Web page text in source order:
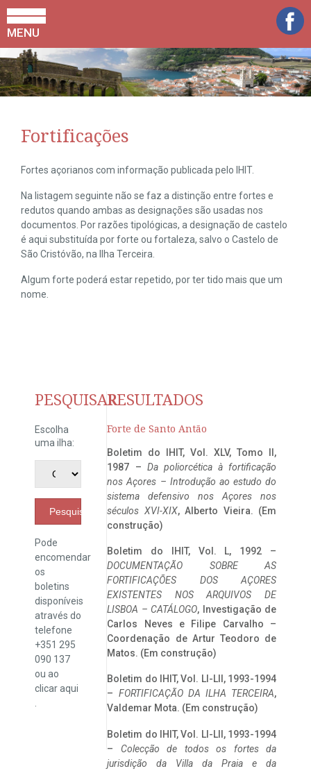
MENU
Fortificações
Fortes açorianos com informação publicada pelo IHIT.
Na listagem seguinte não se faz a distinção entre fortes e
redutos quando ambas as designações são usadas nos
documentos. Por razões tipológicas, a designação de castelo
é aqui substituída por forte ou fortaleza, salvo o Castelo de
São Cristóvão, na Ilha Terceira.
Algum forte poderá estar repetido, por ter tido mais que um
nome.
PESQUISAR
Escolha
uma ilha:
Pesquisar
Pode
encomendar
os
boletins
disponíveis
através do
telefone
+351 295
090 137
ou ao
clicaraqui
RESULTADOS
Forte de Santo Antão
Boletim do IHIT, Vol. XLV, Tomo II,
1987 – Da poliorcética à fortificação
nos Açores – Introdução ao estudo do
sistema defensivo nos Açores nos
séculos XVI-XIX, Alberto Vieira. (Em
construção)
Boletim do IHIT, Vol. L, 1992 –
DOCUMENTAÇÃO SOBRE AS
FORTIFICAÇÕES DOS AÇORES
EXISTENTES NOS ARQUIVOS DE
LISBOA – CATÁLOGO, Investigação de
Carlos Neves e Filipe Carvalho –
Coordenação de Artur Teodoro de
Matos. (Em construção)
Boletim do IHIT, Vol. LI-LII, 1993-1994
– FORTIFICAÇÃO DA ILHA TERCEIRA,
Valdemar Mota. (Em construção)
Boletim do IHIT, Vol. LI-LII, 1993-1994
– Colecção de todos os fortes da
jurisdição da Villa da Praia e da